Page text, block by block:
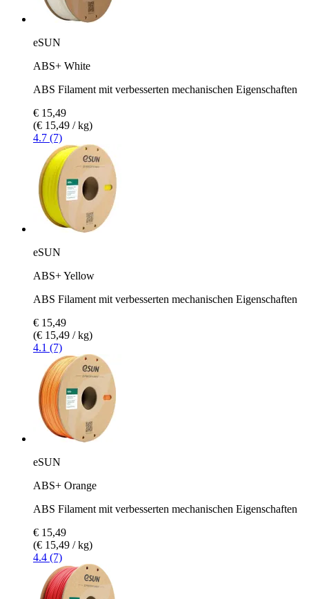
eSUN
ABS+ White
ABS Filament mit verbesserten mechanischen Eigenschaften
€ 15,49
(€ 15,49 / kg)
4.7 (7)
eSUN
ABS+ Yellow
ABS Filament mit verbesserten mechanischen Eigenschaften
€ 15,49
(€ 15,49 / kg)
4.1 (7)
eSUN
ABS+ Orange
ABS Filament mit verbesserten mechanischen Eigenschaften
€ 15,49
(€ 15,49 / kg)
4.4 (7)